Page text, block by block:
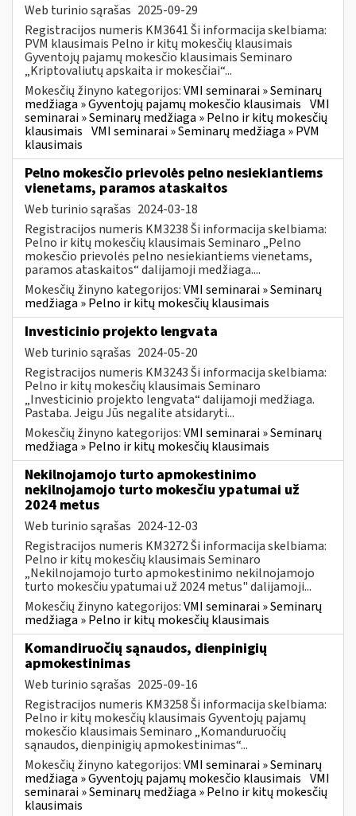
Web turinio sąrašas 2025-09-29
Registracijos numeris KM3641 Ši informacija skelbiama:
PVM klausimais Pelno ir kitų mokesčių klausimais
Gyventojų pajamų mokesčio klausimais Seminaro
„Kriptovaliutų apskaita ir mokesčiai“...
Mokesčių žinyno kategorijos:VMI seminarai » Seminarų
medžiaga » Gyventojų pajamų mokesčio klausimais VMI
seminarai » Seminarų medžiaga » Pelno ir kitų mokesčių
klausimais VMI seminarai » Seminarų medžiaga » PVM
klausimais
Pelno mokesčio prievolės pelno nesiekiantiems
vienetams, paramos ataskaitos
Web turinio sąrašas 2024-03-18
Registracijos numeris KM3238 Ši informacija skelbiama:
Pelno ir kitų mokesčių klausimais Seminaro „Pelno
mokesčio prievolės pelno nesiekiantiems vienetams,
paramos ataskaitos“ dalijamoji medžiaga....
Mokesčių žinyno kategorijos:VMI seminarai » Seminarų
medžiaga » Pelno ir kitų mokesčių klausimais
Investicinio projekto lengvata
Web turinio sąrašas 2024-05-20
Registracijos numeris KM3243 Ši informacija skelbiama:
Pelno ir kitų mokesčių klausimais Seminaro
„Investicinio projekto lengvata“ dalijamoji medžiaga.
Pastaba. Jeigu Jūs negalite atsidaryti...
Mokesčių žinyno kategorijos:VMI seminarai » Seminarų
medžiaga » Pelno ir kitų mokesčių klausimais
Nekilnojamojo turto apmokestinimo
nekilnojamojo turto mokesčiu ypatumai už
2024 metus
Web turinio sąrašas 2024-12-03
Registracijos numeris KM3272 Ši informacija skelbiama:
Pelno ir kitų mokesčių klausimais Seminaro
„Nekilnojamojo turto apmokestinimo nekilnojamojo
turto mokesčiu ypatumai už 2024 metus" dalijamoji...
Mokesčių žinyno kategorijos:VMI seminarai » Seminarų
medžiaga » Pelno ir kitų mokesčių klausimais
Komandiruočių sąnaudos, dienpinigių
apmokestinimas
Web turinio sąrašas 2025-09-16
Registracijos numeris KM3258 Ši informacija skelbiama:
Pelno ir kitų mokesčių klausimais Gyventojų pajamų
mokesčio klausimais Seminaro „Komanduruočių
sąnaudos, dienpinigių apmokestinimas“...
Mokesčių žinyno kategorijos:VMI seminarai » Seminarų
medžiaga » Gyventojų pajamų mokesčio klausimais VMI
seminarai » Seminarų medžiaga » Pelno ir kitų mokesčių
klausimais